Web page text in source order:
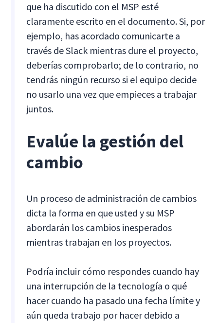
que ha discutido con el MSP esté
claramente escrito en el documento. Si, por
ejemplo, has acordado comunicarte a
través de Slack mientras dure el proyecto,
deberías comprobarlo; de lo contrario, no
tendrás ningún recurso si el equipo decide
no usarlo una vez que empieces a trabajar
juntos.
Evalúe la gestión del
cambio
Un proceso de administración de cambios
dicta la forma en que usted y su MSP
abordarán los cambios inesperados
mientras trabajan en los proyectos.
Podría incluir cómo respondes cuando hay
una interrupción de la tecnología o qué
hacer cuando ha pasado una fecha límite y
aún queda trabajo por hacer debido a